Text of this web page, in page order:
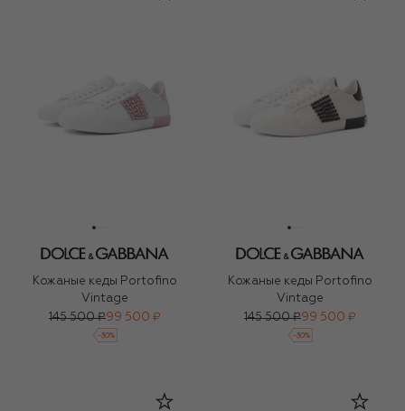
Кожаные кеды Portofino
Vintage
145 500 ₽99 500 ₽
-30%
Кожаные кеды Portofino
Vintage
145 500 ₽99 500 ₽
-30%